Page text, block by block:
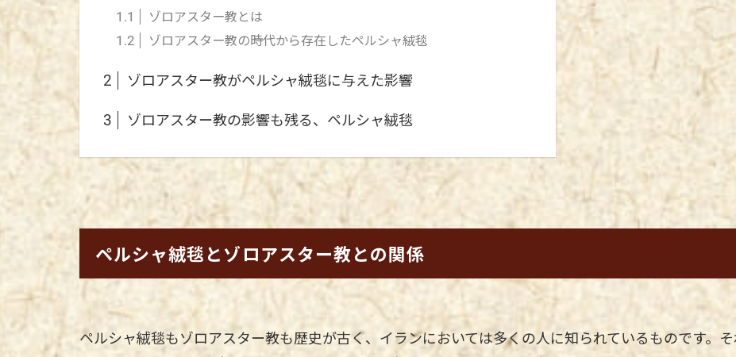
1.1 ゾロアスター教とは
1.2 ゾロアスター教の時代から存在したペルシャ絨毯
2 ゾロアスター教がペルシャ絨毯に与えた影響
3 ゾロアスター教の影響も残る、ペルシャ絨毯
ペルシャ絨毯とゾロアスター教との関係
ペルシャ絨毯もゾロアスター教も歴史が古く、イランにおいては多くの人に知られているものです。